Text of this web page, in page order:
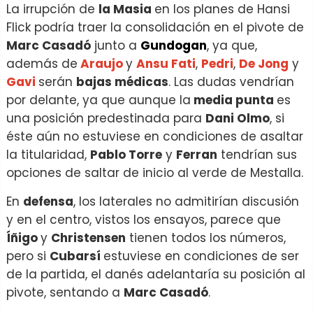
La irrupción de la Masia en los planes de Hansi
Flick podría traer la consolidación en el pivote de
Marc Casadó junto a Gundogan, ya que,
además de Araujoy Ansu Fati, Pedri, De Jong y
Gavi serán bajas médicas. Las dudas vendrían
por delante, ya que aunque la media punta es
una posición predestinada para Dani Olmo, si
éste aún no estuviese en condiciones de asaltar
la titularidad, Pablo Torre y Ferran tendrían sus
opciones de saltar de inicio al verde de Mestalla.
En defensa, los laterales no admitirían discusión
y en el centro, vistos los ensayos, parece que
Íñigoy Christensen tienen todos los números,
pero si Cubarsí estuviese en condiciones de ser
de la partida, el danés adelantaría su posición al
pivote, sentando a Marc Casadó.